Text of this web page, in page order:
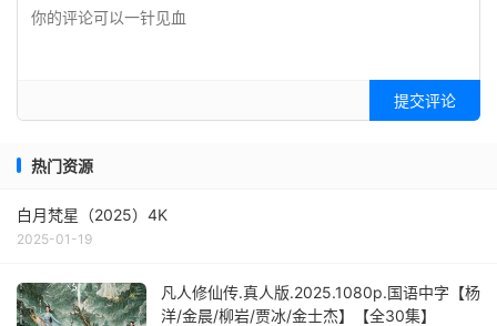
提交评论
热门资源
白月梵星（2025）4K
2025-01-19
凡人修仙传.真人版.2025.1080p.国语中字【杨
洋/金晨/柳岩/贾冰/金士杰】【全30集】